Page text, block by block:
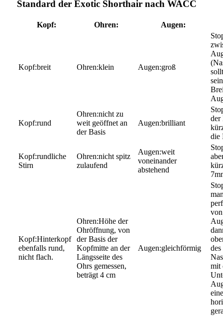
Standard der Exotic Shorthair nach WACC
Kopf: Ohren: Augen:
breit klein groß
rund
nicht zu
weit geöffnet an
der Basis
brilliant
der
die
rundliche
Stirn
nicht spitz
zulaufend
weit
voneinander
abstehend
Hinterkopf
ebenfalls rund,
nicht flach.
Höhe der
Ohröffnung, von
der Basis der
Kopfmitte an der
Längsseite des
Ohrs gemessen,
beträgt 4 cm
gleichförmig
des
mit
eine